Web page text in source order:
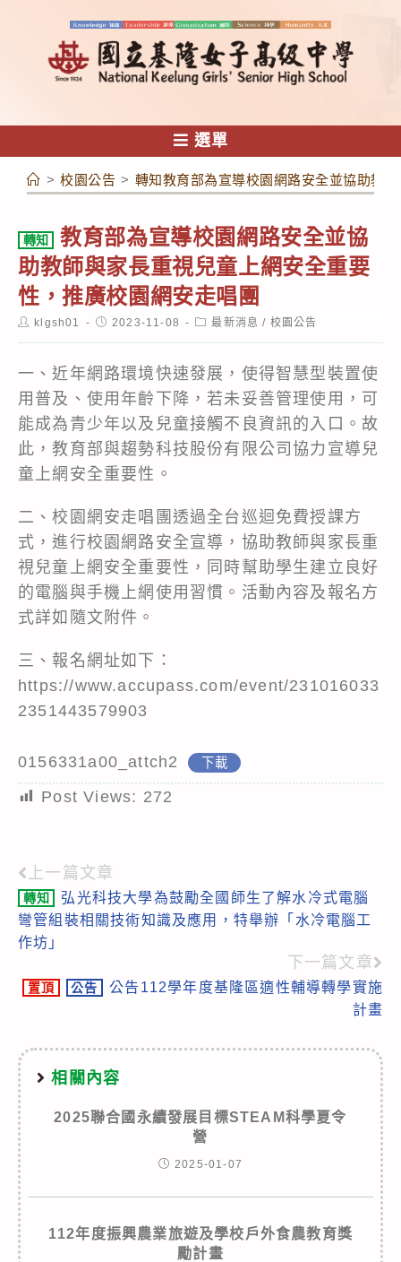
容
選單
> 校園公告 > 轉知教育部為宣導校園網路安全並協助教
轉知
教育部為宣導校園網路安全並協
助教師與家長重視兒童上網安全重要
性，推廣校園網安走唱團
Postklgsh01
Post2023-11-08
Post最新消息 / 校園公告
一、近年網路環境快速發展，使得智慧型裝置使
用普及、使用年齡下降，若未妥善管理使用，可
能成為青少年以及兒童接觸不良資訊的入口。故
此，教育部與趨勢科技股份有限公司協力宣導兒
童上網安全重要性。
二、校園網安走唱團透過全台巡迴免費授課方
式，進行校園網路安全宣導，協助教師與家長重
視兒童上網安全重要性，同時幫助學生建立良好
的電腦與手機上網使用習慣。活動內容及報名方
式詳如隨文附件。
三、報名網址如下：
https://www.accupass.com/event/231016033
2351443579903
0156331a00_attch2 下載
Post Views: 272
Read
more
articles
上一篇文章
轉知
弘光科技大學為鼓勵全國師生了解水冷式電腦
彎管組裝相關技術知識及應用，特舉辦「水冷電腦工
作坊」
下一篇文章
置頂 公告
公告112學年度基隆區適性輔導轉學實施
計畫
相關內容
2025聯合國永續發展目標STEAM科學夏令
營
2025-01-07
112年度振興農業旅遊及學校戶外食農教育獎
勵計畫